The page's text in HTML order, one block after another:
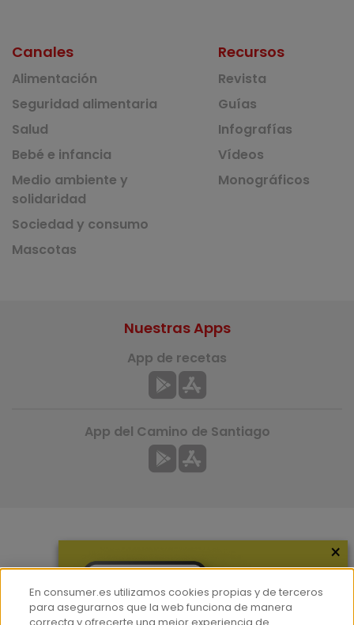
Canales
Alimentación
Seguridad alimentaria
Salud
Bebé e infancia
Medio ambiente y
solidaridad
Sociedad y consumo
Mascotas
Recursos
Revista
Guías
Infografías
Vídeos
Monográficos
Hemeroteca
Nuestras Apps
App de recetas
App del Camino de Santiago
×
En consumer.es utilizamos cookies propias y de terceros
para asegurarnos que la web funciona de manera